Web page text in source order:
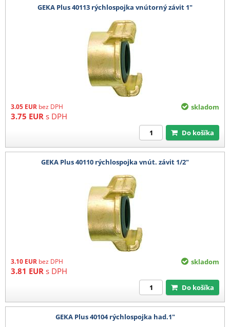
GEKA Plus 40113 rýchlospojka vnútorný závit 1"
3.05 EUR bez DPH
3.75 EUR s DPH
skladom
Do košíka
GEKA Plus 40110 rýchlospojka vnút. závit 1/2"
3.10 EUR bez DPH
3.81 EUR s DPH
skladom
Do košíka
GEKA Plus 40104 rýchlospojka had.1"